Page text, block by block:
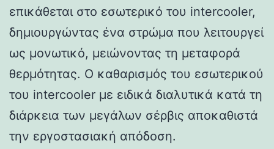
επικάθεται στο εσωτερικό του intercooler,
δημιουργώντας ένα στρώμα που λειτουργεί
ως μονωτικό, μειώνοντας τη μεταφορά
θερμότητας. Ο καθαρισμός του εσωτερικού
του intercooler με ειδικά διαλυτικά κατά τη
διάρκεια των μεγάλων σέρβις αποκαθιστά
την εργοστασιακή απόδοση.